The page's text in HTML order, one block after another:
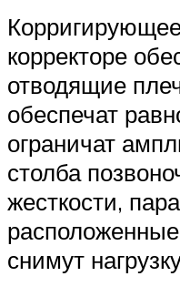
корректоре
отводящие
обеспечат
ограничат
столба
жесткости,
снимут